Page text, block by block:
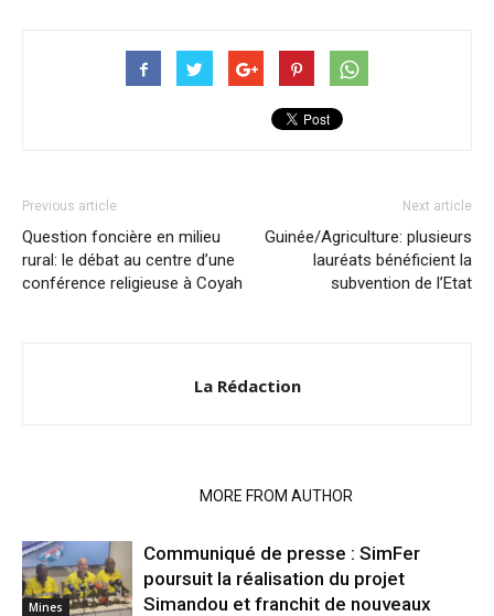
Previous article
Question foncière en milieu
rural: le débat au centre d’une
conférence religieuse à Coyah
Next article
Guinée/Agriculture: plusieurs
lauréats bénéficient la
subvention de l’Etat
La Rédaction
MORE FROM AUTHOR
Mines
Communiqué de presse : SimFer
poursuit la réalisation du projet
Simandou et franchit de nouveaux